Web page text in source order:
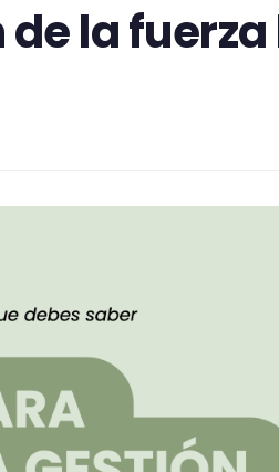
la